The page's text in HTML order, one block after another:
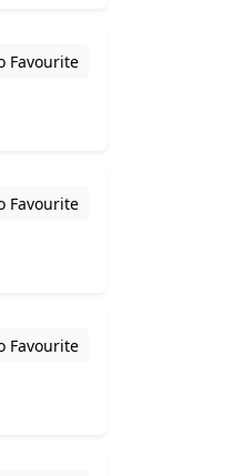
Favourite
Favourite
Favourite